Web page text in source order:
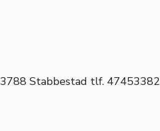
Stabbestad tlf. 47453382